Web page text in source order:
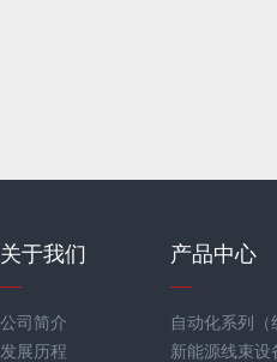
关于我们
公司简介
发展历程
产品中心
自动化系列（
新能源线束设